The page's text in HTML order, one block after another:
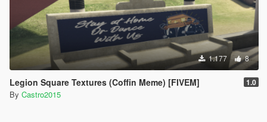
1.177 8
Legion Square Textures (Coffin Meme) [FIVEM] 1.0
By Castro2015